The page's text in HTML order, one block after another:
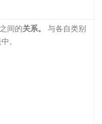
间的关系。
与各自类别
。